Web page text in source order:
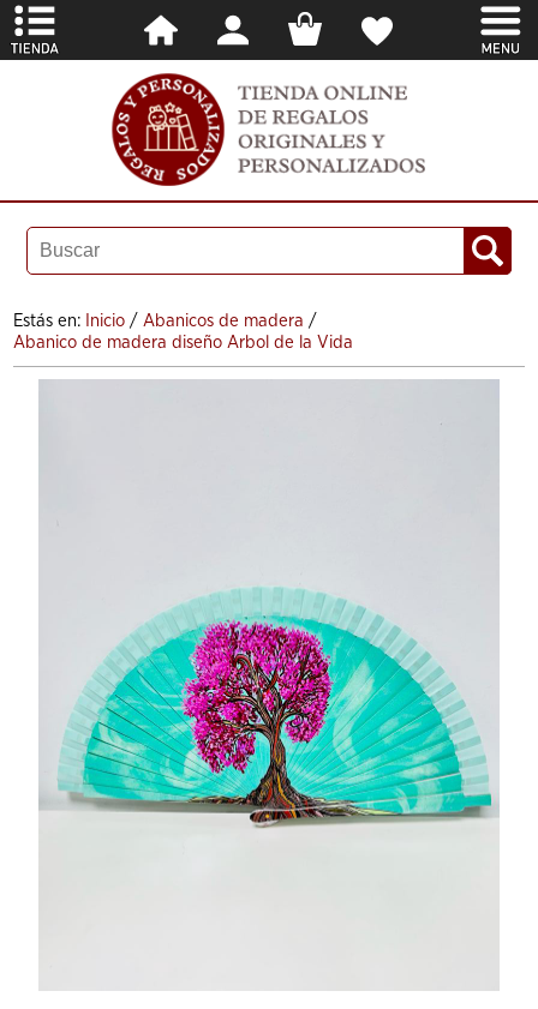
Estás en: Inicio / Abanicos de madera /
Abanico de madera diseño Arbol de la Vida